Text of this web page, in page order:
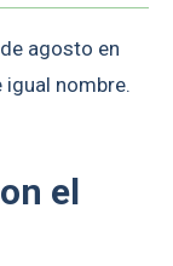
agosto en
nombre.
el